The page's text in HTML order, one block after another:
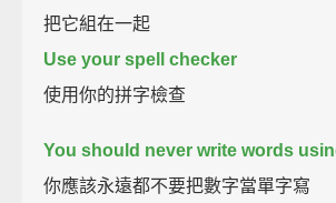
把它組在一起
Use your spell checker
使用你的拼字檢查
You should never write words
你應該永遠都不要把數字當單字寫